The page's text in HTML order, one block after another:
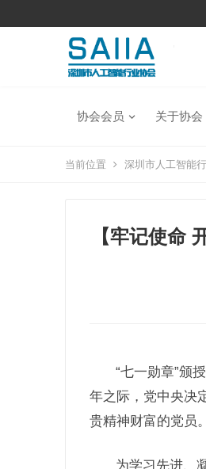
协会会员 关于协会
当前位置 深圳市人工智能
【牢记使命
“七一勋章”颁
年之际，党中央决
贵精神财富的党员。
为学习先进、